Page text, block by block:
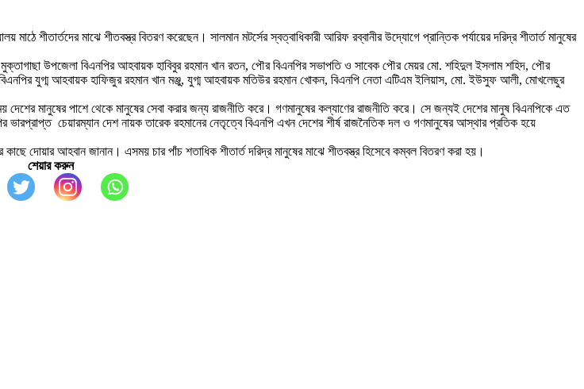
শীতার্তদের মাঝে শীতবস্ত্র বিতরণ করেছেন। সালমান মটর্সের স্বত্বাধিকারী আরিফ রব্বানীর উদ্যোগে প্রান্তিক পর্যায়ের দরিদ্র শীতার্ত মানুষের
উপজেলা বিএনপির আহবায়ক হাবিবুর রহমান খান রতন, পৌর বিএনপির সভাপতি ও সাবেক পৌর মেয়র মো. শহিদুল ইসলাম শহিদ, পৌর
যুগ্ম আহবায়ক হাফিজুর রহমান খান মঞ্জু, যুগ্ম আহবায়ক মতিউর রহমান খোকন, বিএনপি নেতা এটিএম ইলিয়াস, মো. ইউসুফ আলী, মোখলেছুর
মানুষের পাশে থেকে মানুষের সেবা করার জন্য রাজনীতি করে। গণমানুষের কল্যাণের রাজনীতি করে। সে জন্যই দেশের মানুষ বিএনপিকে এত
ভারপ্রাপ্ত চেয়ারম্যান দেশ নায়ক তারেক রহমানের নেতৃত্বে বিএনপি এখন দেশের শীর্ষ রাজনৈতিক দল ও গণমানুষের আস্থার প্রতিক হয়ে
কাছে দোয়ার আহবান জানান। এসময় চার পাঁচ শতাধিক শীতার্ত দরিদ্র মানুষের মাঝে শীতবস্ত্র হিসেবে কম্বল বিতরণ করা হয়।
শেয়ার করুন